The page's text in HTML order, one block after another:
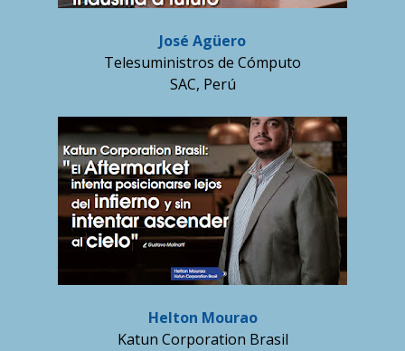
José Agüero
Telesuministros de Cómputo
SAC, Perú
Helton Mourao
Katun Corporation Brasil